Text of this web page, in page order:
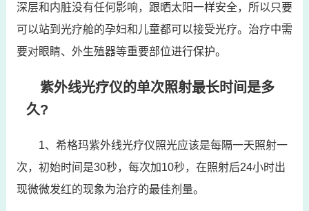
深层和内脏没有任何影响，跟晒太阳一样安全，所以只要
可以站到光疗舱的孕妇和儿童都可以接受光疗。治疗中需
要对眼睛、外生殖器等重要部位进行保护。
紫外线光疗仪的单次照射最长时间是多
久?
1、希格玛紫外线光疗仪照光应该是每隔一天照射一
次，初始时间是30秒，每次加10秒，在照射后24小时出
现微微发红的现象为治疗的最佳剂量。